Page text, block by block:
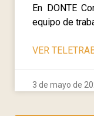
En DONTE
equipo de
VER
3 de mayo de